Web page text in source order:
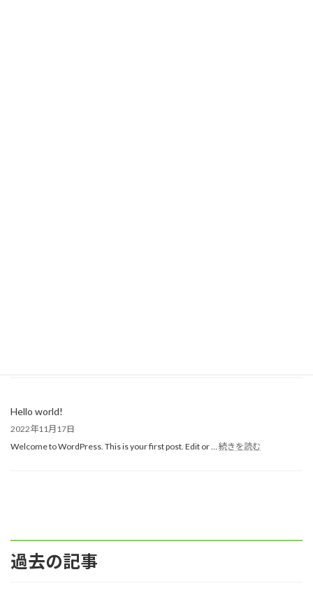
Hello world!
2022年11月17日
Welcome to WordPress. This is your first post. Edit or … 続きを読む
Hello
過去の記事